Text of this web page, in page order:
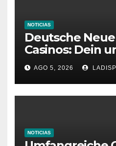
NOTICIAS
Deutsche
Casinos: Dein
Ratgeber für
AGO 5, 2026
NOTICIAS